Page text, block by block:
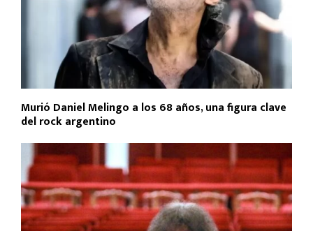
Murió Daniel Melingo a los 68 años, una figura clave
del rock argentino